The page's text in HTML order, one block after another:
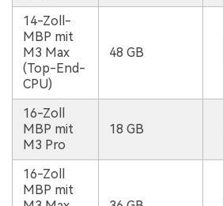
14-Zoll-
MBP mit
M3 Max
(Top-End-
CPU)
48 GB
16-Zoll
MBP mit
M3 Pro
18 GB
16-Zoll
MBP mit